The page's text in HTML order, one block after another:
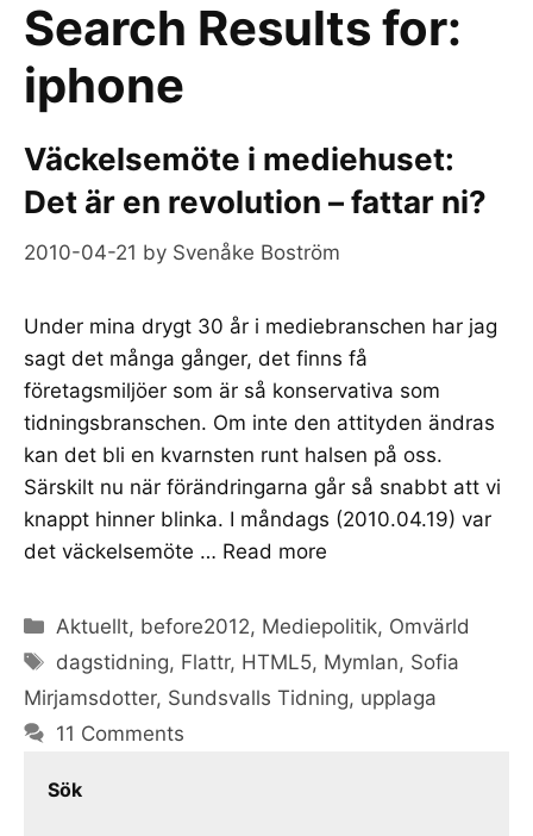
Search Results for:
iphone
Väckelsemöte i mediehuset:
Det är en revolution – fattar ni?
2010-04-21 by Svenåke Boström
Under mina drygt 30 år i mediebranschen har jag
sagt det många gånger, det finns få
företagsmiljöer som är så konservativa som
tidningsbranschen. Om inte den attityden ändras
kan det bli en kvarnsten runt halsen på oss.
Särskilt nu när förändringarna går så snabbt att vi
knappt hinner blinka. I måndags (2010.04.19) var
det väckelsemöte … Read more
Categories
Aktuellt, before2012, Mediepolitik, Omvärld
Tags
dagstidning, Flattr, HTML5, Mymlan, Sofia
Mirjamsdotter, Sundsvalls Tidning, upplaga
11 Comments
Sök